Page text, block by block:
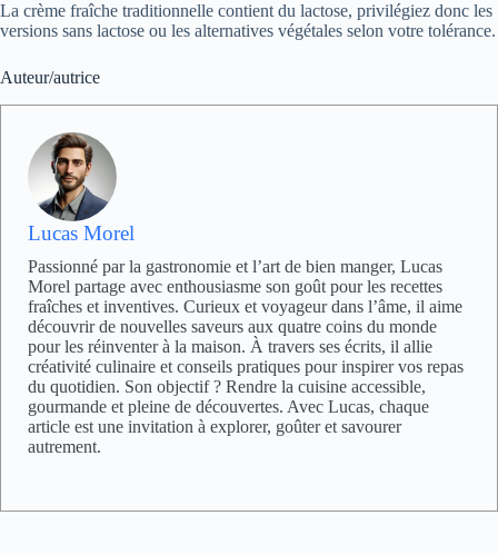
La crème fraîche traditionnelle contient du lactose, privilégiez donc les
versions sans lactose ou les alternatives végétales selon votre tolérance.
Auteur/autrice
Lucas Morel
Passionné par la gastronomie et l’art de bien manger, Lucas
Morel partage avec enthousiasme son goût pour les recettes
fraîches et inventives. Curieux et voyageur dans l’âme, il aime
découvrir de nouvelles saveurs aux quatre coins du monde
pour les réinventer à la maison. À travers ses écrits, il allie
créativité culinaire et conseils pratiques pour inspirer vos repas
du quotidien. Son objectif ? Rendre la cuisine accessible,
gourmande et pleine de découvertes. Avec Lucas, chaque
article est une invitation à explorer, goûter et savourer
autrement.